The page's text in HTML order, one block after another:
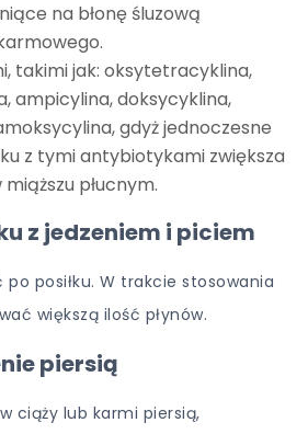
na błonę śluzową
takimi jak: oksytetracyklina,
ampicylina, doksycyklina,
gdyż jednoczesne
z tymi antybiotykami zwiększa
płucnym.
z jedzeniem i piciem
po posiłku. W trakcie stosowania
większą ilość płynów.
piersią
ciąży lub karmi piersią,